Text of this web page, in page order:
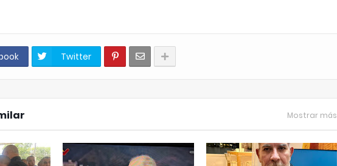
Twitter
Mostrar más